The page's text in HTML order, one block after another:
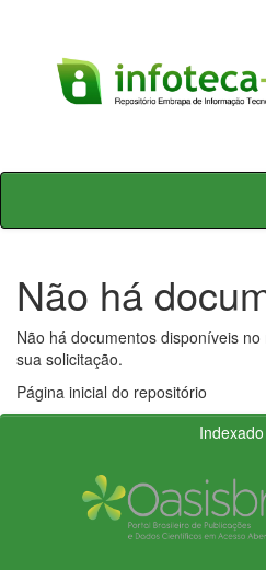
Skip
Não há
Não há documentos disponíveis
sua solicitação.
Página inicial do repositório